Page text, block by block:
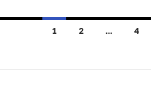
po
1 2 … 4